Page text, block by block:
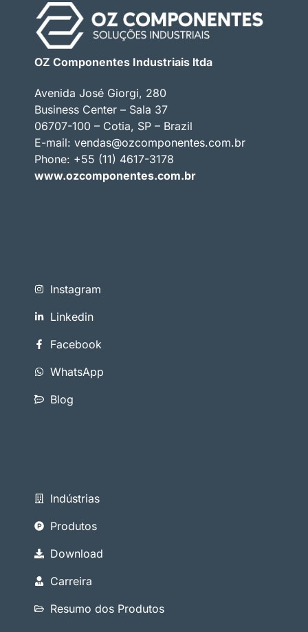
OZ Componentes Industriais ltda
Avenida José Giorgi, 280
Business Center – Sala 37
06707-100 – Cotia, SP – Brazil
E-mail: vendas@ozcomponentes.com.br
Phone: +55 (11) 4617-3178
www.ozcomponentes.com.br
Instagram
Linkedin
Facebook
WhatsApp
Blog
Indústrias
Produtos
Download
Carreira
Resumo dos Produtos